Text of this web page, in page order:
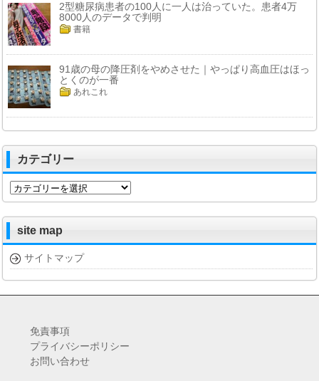
2型糖尿病患者の100人に一人は治っていた。患者4万
8000人のデータで判明
書籍
91歳の母の降圧剤をやめさせた｜やっぱり高血圧はほっ
とくのが一番
あれこれ
カテゴリー
カ
テ
リ
ー
site map
サイトマップ
免責事項
プライバシーポリシー
お問い合わせ